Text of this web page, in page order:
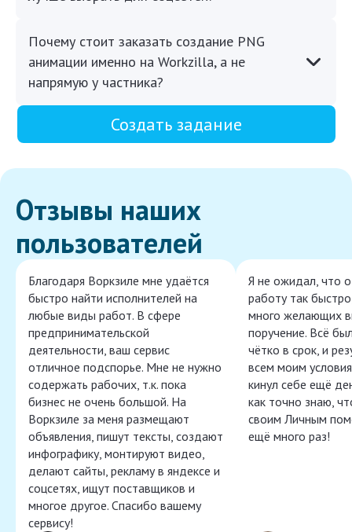
Почему стоит заказать создание PNG
анимации именно на Workzilla, а не
напрямую у частника?
Создать задание
Отзывы наших
пользователей
Благодаря Воркзиле мне удаётся
быстро найти исполнителей на
любые виды работ. В сфере
предпринимательской
деятельности, ваш сервис
отличное подспорье. Мне не нужно
содержать рабочих, т.к. пока
бизнес не очень большой. На
Воркзиле за меня размещают
объявления, пишут тексты, создают
инфографику, монтируют видео,
делают сайты, рекламу в яндексе и
соцсетях, ищут поставщиков и
многое другое. Спасибо вашему
сервису!
Я не ожидал, что
работу так
много желающих
поручение. Всё
чётко в срок, и
всем моим
кинул себе ещё
как точно знаю,
своим Личным
ещё много раз!